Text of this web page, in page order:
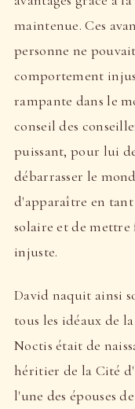
maintenue. Ces
personne ne
comportement
rampante dans le
conseil des
puissant, pour lui
débarrasser le
d'apparaître en tant
solaire et de mettre
injuste.
David naquit ainsi
tous les idéaux de
Noctis était de
héritier de la Cité
l'une des épouses